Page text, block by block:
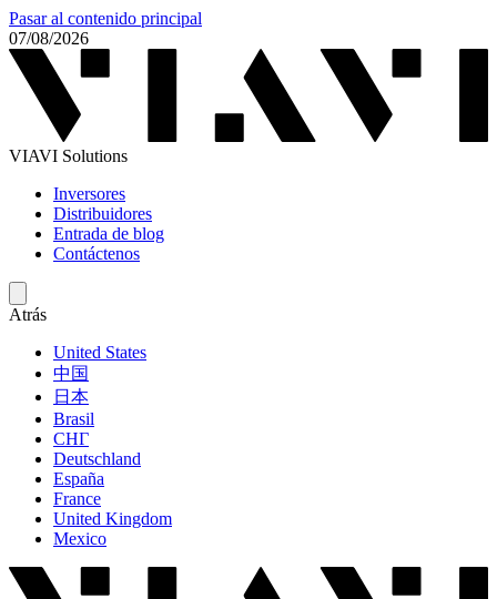
Pasar al contenido principal
07/08/2026
VIAVI Solutions
Inversores
Distribuidores
Entrada de blog
Contáctenos
Atrás
United States
中国
日本
Brasil
СНГ
Deutschland
España
France
United Kingdom
Mexico